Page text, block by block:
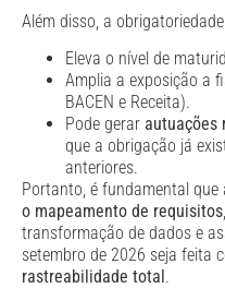
Além disso, a
Eleva o nível de
Amplia a exposição a
BACEN e Receita).
Pode gerar autuações
que a obrigação já
anteriores.
Portanto, é fundamental que
o mapeamento de requisitos
transformação de dados e
setembro de 2026 seja feita
rastreabilidade total.